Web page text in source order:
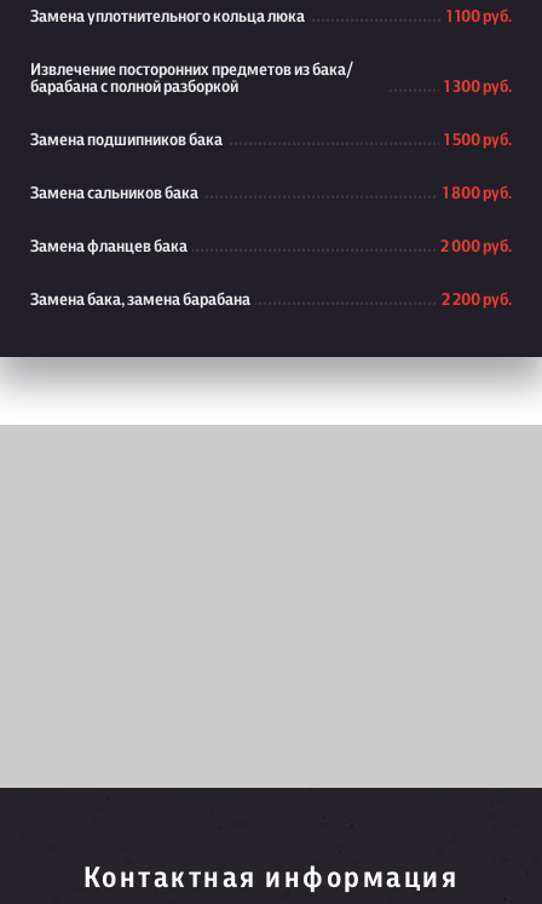
Замена уплотнительного кольца люка 1 100 руб.
Извлечение посторонних предметов из бака/
барабана с полной разборкой
1 300 руб.
Замена подшипников бака 1 500 руб.
Замена сальников бака 1 800 руб.
Замена фланцев бака 2 000 руб.
Замена бака, замена барабана 2 200 руб.
Контактная информация